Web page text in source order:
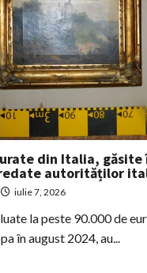
din Italia, găsite
autorităților
iulie 7, 2026
la peste 90.000 de
în august 2024, au...